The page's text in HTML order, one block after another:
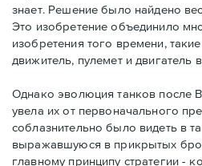
знает. Решение было найдено
Это изобретение объединило
изобретения того времени,
движитель, пулемет и двигатель
Однако эволюция танков после
увела их от первоначального
соблазнительно было видеть в
выражавшуюся в прикрытых
главному принципу стратегии -